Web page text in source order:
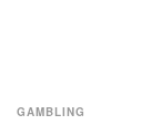
GAMBLING